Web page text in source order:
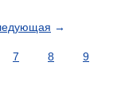
→
7 8
9